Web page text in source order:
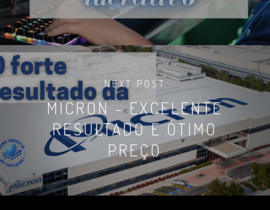
NEXT POST
MICRON - EXCELENTE
RESULTADO E ÓTIMO
PREÇO